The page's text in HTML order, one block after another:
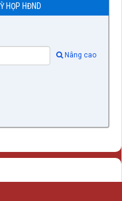
HỌP HĐND
Nâng cao